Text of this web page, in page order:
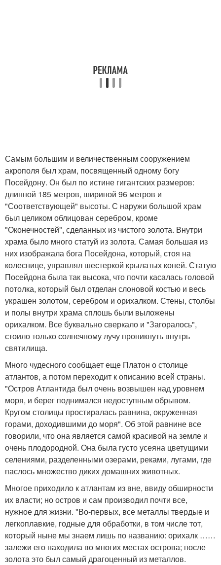
Самым большим и величественным сооружением
акрополя был храм, посвященный одному богу
Посейдону. Он был по истине гигантских размеров:
длинной 185 метров, шириной 96 метров и
"Соответствующей" высоты. С наружи большой храм
был целиком облицован серебром, кроме
"Оконечностей", сделанных из чистого золота. Внутри
храма было много статуй из золота. Самая большая из
них изображала бога Посейдона, который, стоя на
колеснице, управлял шестеркой крылатых коней. Статую
Посейдона была так высока, что почти касалась головой
потолка, который был отделан слоновой костью и весь
украшен золотом, серебром и орихалком. Стены, столбы
и полы внутри храма сплошь были выложены
орихалком. Все буквально сверкало и "Загоралось",
стоило только солнечному лучу проникнуть внутрь
святилища.
Много чудесного сообщает еще Платон о столице
атлантов, а потом переходит к описанию всей страны.
"Остров Атлантида был очень возвышен над уровнем
моря, и берег поднимался недоступным обрывом.
Кругом столицы простиралась равнина, окруженная
горами, доходившими до моря". Об этой равнине все
говорили, что она является самой красивой на земле и
очень плодородной. Она была густо усеяна цветущими
селениями, разделенными озерами, реками, лугами, где
паслось множество диких домашних животных.
Многое приходило к атлантам из вне, ввиду обширности
их власти; но остров и сам производил почти все,
нужное для жизни. "Во-первых, все металлы твердые и
легкоплавкие, годные для обработки, в том числе тот,
который ныне мы знаем лишь по названию: орихалк ……
залежи его находила во многих местах острова; после
золота это был самый драгоценный из металлов.